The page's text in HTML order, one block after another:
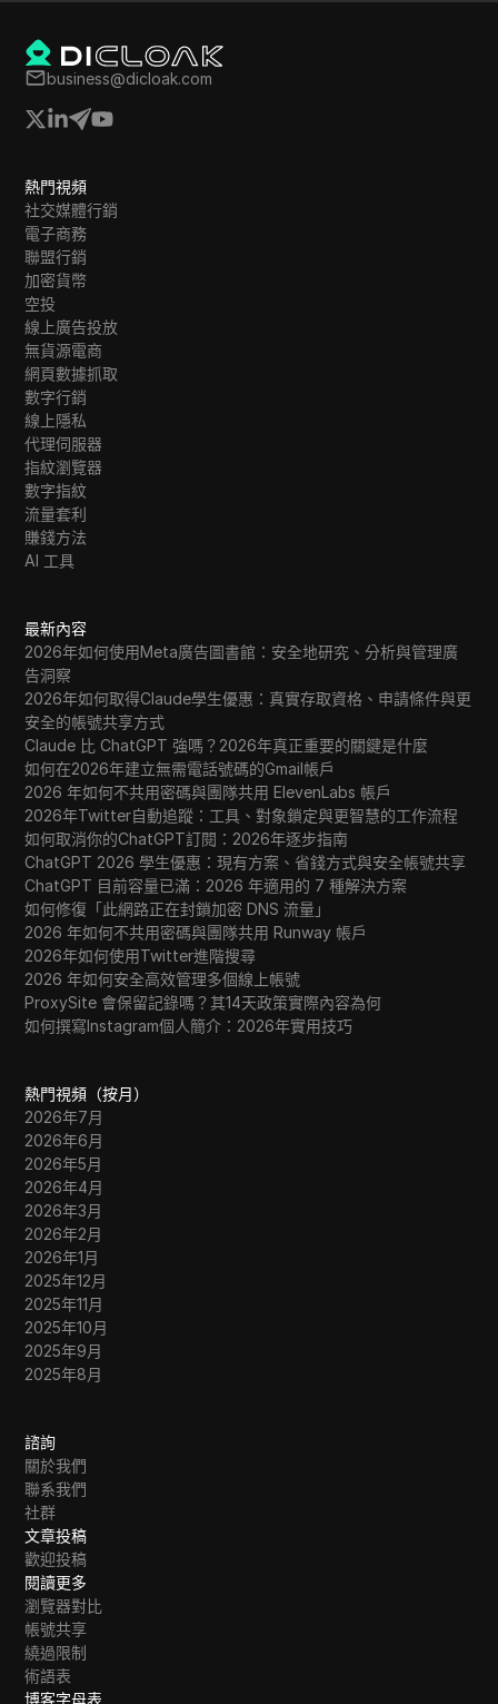
business@dicloak.com
熱門視頻
社交媒體行銷
電子商務
聯盟行銷
加密貨幣
空投
線上廣告投放
無貨源電商
網頁數據抓取
數字行銷
線上隱私
代理伺服器
指紋瀏覽器
數字指紋
流量套利
賺錢方法
AI 工具
最新內容
2026年如何使用Meta廣告圖書館：安全地研究、分析與管理廣
告洞察
2026年如何取得Claude學生優惠：真實存取資格、申請條件與更
安全的帳號共享方式
Claude 比 ChatGPT 強嗎？2026年真正重要的關鍵是什麼
如何在2026年建立無需電話號碼的Gmail帳戶
2026 年如何不共用密碼與團隊共用 ElevenLabs 帳戶
2026年Twitter自動追蹤：工具、對象鎖定與更智慧的工作流程
如何取消你的ChatGPT訂閱：2026年逐步指南
ChatGPT 2026 學生優惠：現有方案、省錢方式與安全帳號共享
ChatGPT 目前容量已滿：2026 年適用的 7 種解決方案
如何修復「此網路正在封鎖加密 DNS 流量」
2026 年如何不共用密碼與團隊共用 Runway 帳戶
2026年如何使用Twitter進階搜尋
2026 年如何安全高效管理多個線上帳號
ProxySite 會保留記錄嗎？其14天政策實際內容為何
如何撰寫Instagram個人簡介：2026年實用技巧
熱門視頻（按月）
2026年7月
2026年6月
2026年5月
2026年4月
2026年3月
2026年2月
2026年1月
2025年12月
2025年11月
2025年10月
2025年9月
2025年8月
諮詢
關於我們
聯系我們
社群
文章投稿
歡迎投稿
閱讀更多
瀏覽器對比
帳號共享
繞過限制
術語表
博客字母表